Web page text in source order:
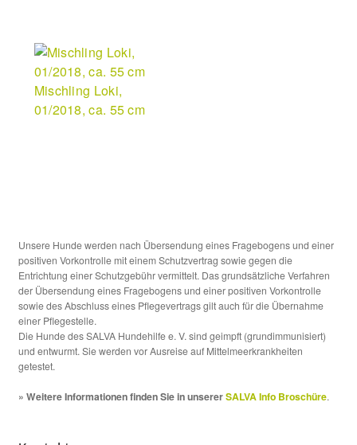
Mischling Loki,
01/2018, ca. 55 cm
Unsere Hunde werden nach Übersendung eines Fragebogens und einer
positiven Vorkontrolle mit einem Schutzvertrag sowie gegen die
Entrichtung einer Schutzgebühr vermittelt. Das grundsätzliche Verfahren
der Übersendung eines Fragebogens und einer positiven Vorkontrolle
sowie des Abschluss eines Pflegevertrags gilt auch für die Übernahme
einer Pflegestelle.
Die Hunde des SALVA Hundehilfe e. V. sind geimpft (grundimmunisiert)
und entwurmt. Sie werden vor Ausreise auf Mittelmeerkrankheiten
getestet.
» Weitere Informationen finden Sie in unsererSALVA Info Broschüre.